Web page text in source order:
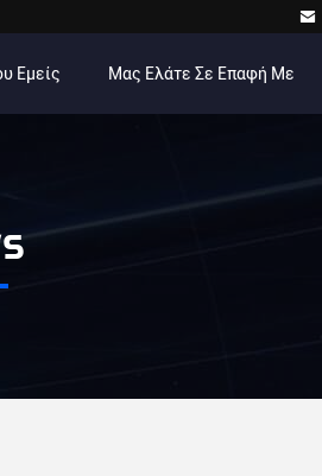
Εμείς Μας Ελάτε Σε Επαφή Με